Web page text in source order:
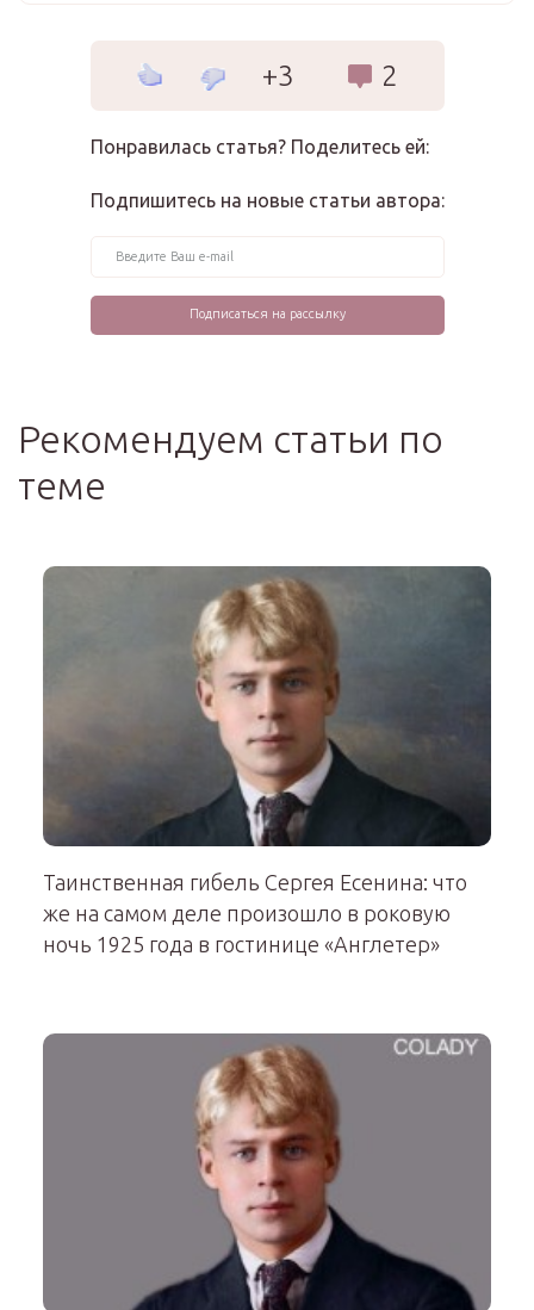
+3 2
Понравилась статья? Поделитесь ей:
Подпишитесь на новые статьи автора:
Рекомендуем статьи по
теме
Таинственная гибель Сергея Есенина: что
же на самом деле произошло в роковую
ночь 1925 года в гостинице «Англетер»